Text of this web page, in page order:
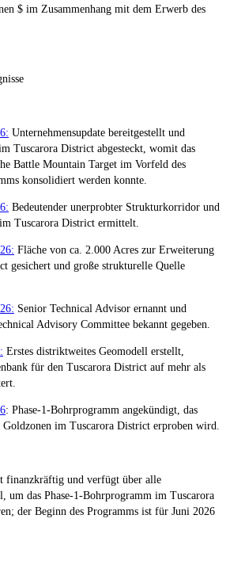
$ im Zusammenhang mit dem Erwerb des
Unternehmensupdate bereitgestellt und
Tuscarora District abgesteckt, womit das
Battle Mountain Target im Vorfeld des
konsolidiert werden konnte.
Bedeutender unerprobter Strukturkorridor und
Tuscarora District ermittelt.
Fläche von ca. 2.000 Acres zur Erweiterung
gesichert und große strukturelle Quelle
Senior Technical Advisor ernannt und
Advisory Committee bekannt gegeben.
Erstes distriktweites Geomodell erstellt,
für den Tuscarora District auf mehr als
: Phase-1-Bohrprogramm angekündigt, das
im Tuscarora District erproben wird.
finanzkräftig und verfügt über alle
um das Phase-1-Bohrprogramm im Tuscarora
der Beginn des Programms ist für Juni 2026